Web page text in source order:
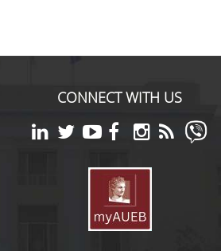
CONNECT WITH US